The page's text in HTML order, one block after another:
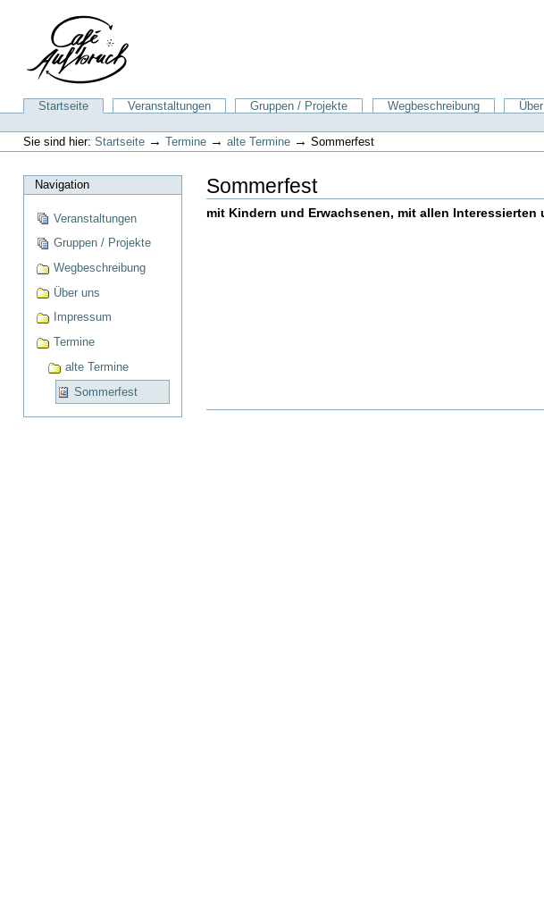
Navigation
SektionenStartseite Veranstaltungen Gruppen / Projekte Wegbeschreibung
Benutzerspezifische
Werkzeuge
Sie sind hier: Startseite → Termine → alte Termine → Sommerfest
Navigation
Veranstaltungen
Gruppen / Projekte
Wegbeschreibung
Über uns
Impressum
Termine
alte Termine
Sommerfest
Sommerfest
mit Kindern und Erwachsenen, mit allen Interessierten